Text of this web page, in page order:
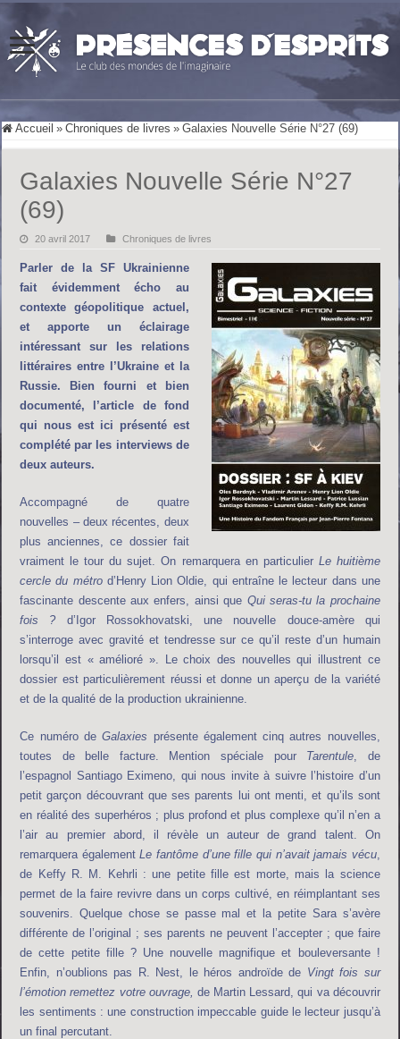
Accueil » Chroniques de livres » Galaxies Nouvelle Série N°27 (69)
Galaxies Nouvelle Série N°27
(69)
20 avril 2017 Chroniques de livres
Parler de la SF Ukrainienne
fait évidemment écho au
contexte géopolitique actuel,
et apporte un éclairage
intéressant sur les relations
littéraires entre l’Ukraine et la
Russie. Bien fourni et bien
documenté, l’article de fond
qui nous est ici présenté est
complété par les interviews de
deux auteurs.
Accompagné de quatre
nouvelles – deux récentes, deux
plus anciennes, ce dossier fait
vraiment le tour du sujet. On remarquera en particulier Le huitième
cercle du métrod’Henry Lion Oldie, qui entraîne le lecteur dans une
fascinante descente aux enfers, ainsi que Qui seras-tu la prochaine
fois ? d’Igor Rossokhovatski, une nouvelle douce-amère qui
s’interroge avec gravité et tendresse sur ce qu’il reste d’un humain
lorsqu’il est « amélioré ». Le choix des nouvelles qui illustrent ce
dossier est particulièrement réussi et donne un aperçu de la variété
et de la qualité de la production ukrainienne.
Ce numéro deGalaxies présente également cinq autres nouvelles,
toutes de belle facture. Mention spéciale pour Tarentule , de
l’espagnol Santiago Eximeno, qui nous invite à suivre l’histoire d’un
petit garçon découvrant que ses parents lui ont menti, et qu’ils sont
en réalité des superhéros ; plus profond et plus complexe qu’il n’en a
l’air au premier abord, il révèle un auteur de grand talent. On
remarquera égalementLe fantôme d’une fille qui n’avait jamais vécu,
de Keffy R. M. Kehrli : une petite fille est morte, mais la science
permet de la faire revivre dans un corps cultivé, en réimplantant ses
souvenirs. Quelque chose se passe mal et la petite Sara s’avère
différente de l’original ; ses parents ne peuvent l’accepter ; que faire
de cette petite fille ? Une nouvelle magnifique et bouleversante !
Enfin, n’oublions pas R. Nest, le héros androïde de Vingt fois sur
l’émotion remettez votre ouvrage, de Martin Lessard, qui va découvrir
les sentiments : une construction impeccable guide le lecteur jusqu’à
un final percutant.